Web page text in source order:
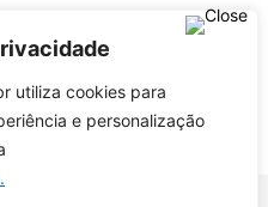
utiliza cookies para
e personalização
gerados pela